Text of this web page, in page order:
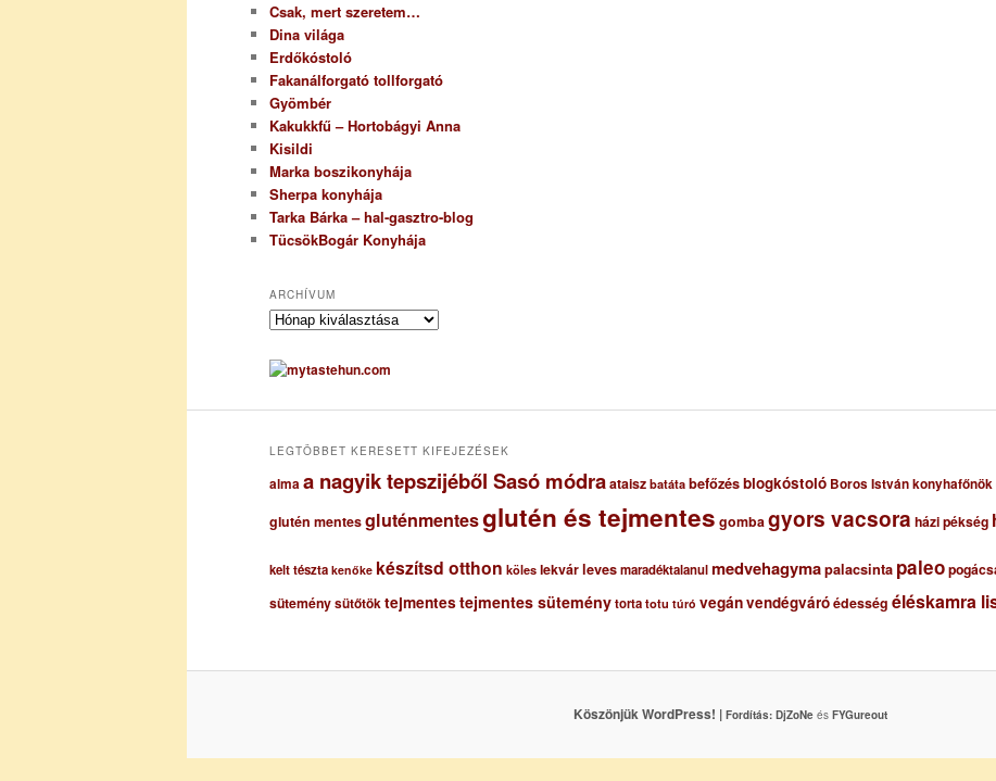
Csak, mert szeretem…
Dina világa
Erdőkóstoló
Fakanálforgató tollforgató
Gyömbér
Kakukkfű – Hortobágyi Anna
Kisildi
Marka boszikonyhája
Sherpa konyhája
Tarka Bárka – hal-gasztro-blog
TücsökBogár Konyhája
ARCHÍVUM
A
c
h
uLEGTÖBBET KERESETT KIFEJEZÉSEK
almaa nagyik tepszijéből Sasó módraataisz batáta befőzésblogkóstoló Boros István konyhafőnök
glutén mentesgluténmentesglutén és tejmentes gombagyors vacsora házi pékség
kelt tészta kenőke készítsd otthon köles lekvárlevesmaradéktalanulmedvehagymapalacsinta paleo
süteménysütőtöktejmentestejmentes süteménytorta totu túró vegánvendégváróédesség éléskamra
Köszönjük WordPress! | Fordítás: DjZoNeés FYGureout